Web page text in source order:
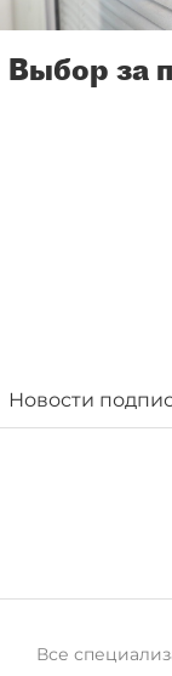
Выбор за
Новости
Все